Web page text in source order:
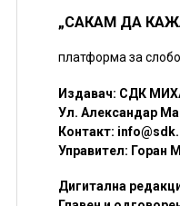
„САКАМ ДА
платформа за
Издавач: СДК
Ул. Александар
Контакт:
Управител: Горан
Дигитална